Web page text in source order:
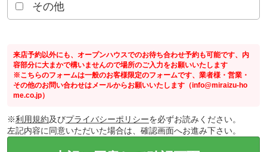
その他
来店予約以外にも、オープンハウスでのお待ち合わせ予約も可能です、内
容部分に大まかで構いませんので場所のご入力をお願いいたします
※こちらのフォームは一般のお客様限定のフォームです、業者様・営業・
その他のお問い合わせはメールからお願いいたします（info@miraizu-ho
me.co.jp）
※利用規約及びプライバシーポリシーを必ずお読みください。
左記内容に同意いただいた場合は、確認画面へお進み下さい。